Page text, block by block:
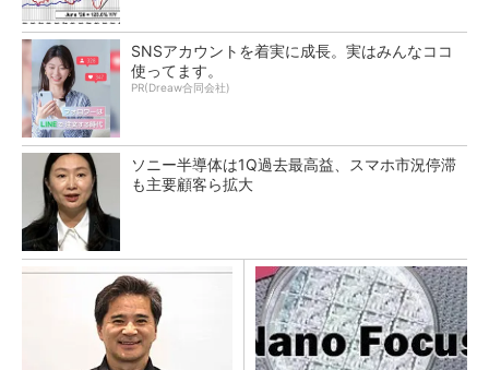
SNSアカウントを着実に成長。実はみんなココ
使ってます。
PR(Dreaw合同会社)
ソニー半導体は1Q過去最高益、スマホ市況停滞
も主要顧客ら拡大